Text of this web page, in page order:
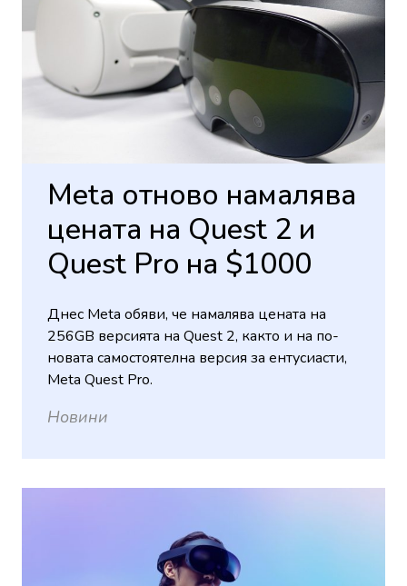
Meta отново намалява
цената на Quest 2 и
Quest Pro на $1000
Днес Meta обяви, че намалява цената на
256GB версията на Quest 2, както и на по-
новата самостоятелна версия за ентусиасти,
Meta Quest Pro.
Новини